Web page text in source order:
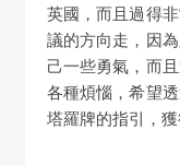
英國，而且過得
議的方向走，因
己一些勇氣，而
各種煩惱，希望
塔羅牌的指引，獲